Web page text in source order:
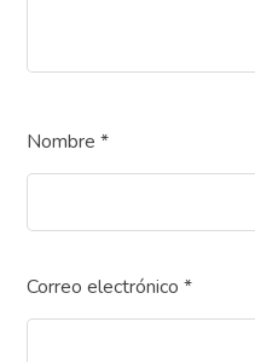
Nombre*
Correo electrónico*